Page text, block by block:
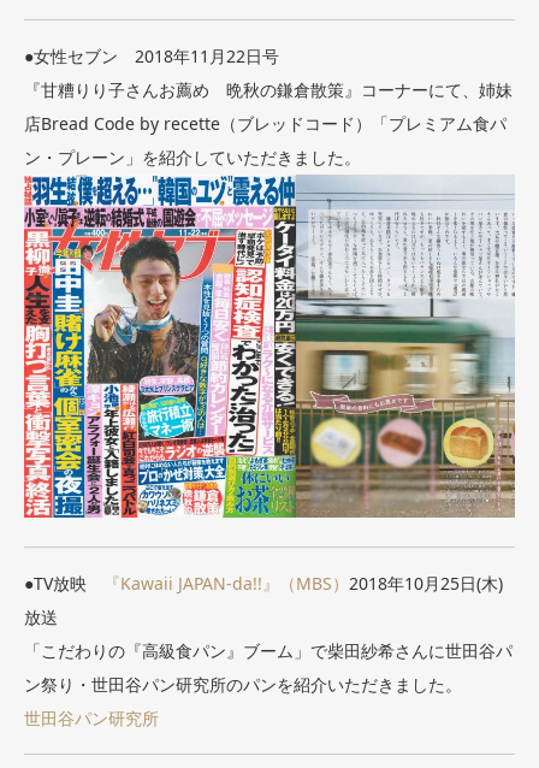
●女性セブン 2018年11月22日号
『甘糟りり子さんお薦め 晩秋の鎌倉散策』コーナーにて、姉妹
店Bread Code by recette（ブレッドコード）「プレミアム食パ
ン・プレーン」を紹介していただきました。
●TV放映 『Kawaii JAPAN-da!!』（MBS） 2018年10月25日(木)
放送
「こだわりの『高級食パン』ブーム」で柴田紗希さんに世田谷パ
ン祭り・世田谷パン研究所のパンを紹介いただきました。
世田谷パン研究所